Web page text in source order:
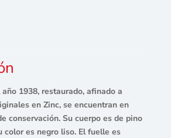
1938, restaurado, afinado a
en Zinc, se encuentran en
conservación. Su cuerpo es de pino
color es negro liso. El fuelle es